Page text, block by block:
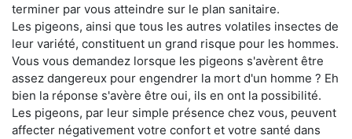
terminer par vous atteindre sur le plan sanitaire.
Les pigeons, ainsi que tous les autres volatiles insectes de
leur variété, constituent un grand risque pour les hommes.
Vous vous demandez lorsque les pigeons s'avèrent être
assez dangereux pour engendrer la mort d'un homme ? Eh
bien la réponse s'avère être oui, ils en ont la possibilité.
Les pigeons, par leur simple présence chez vous, peuvent
affecter négativement votre confort et votre santé dans